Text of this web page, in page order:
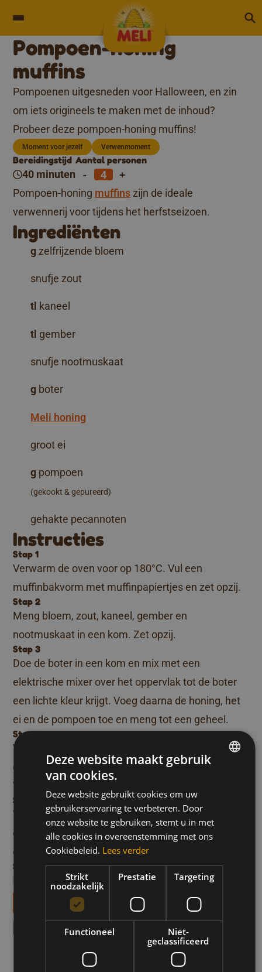
Pompoen-honing
muffins
Pompoenen uitgesneden voor Halloween, en zin
om iets origineels te maken met de inhoud?
Probeer deze pompoen-honing muffins!
Moment voor jezelf Verwenmoment
Bereidingstijd
40 minuten
Aantal personen
- +
Pompoen-honing muffinszijn de ideale
verwennerij voor tijdens het herfstseizoen.
Ingrediënten
g zelfrijzende bloem
snufje zout
tl kaneel
tl gember
snufje nootmuskaat
g boter
Meli honing
groot ei
g pompoen
(gekookt & gepureerd)
gehakte pecannoten
Instructies
Stap 1
Verwarm de oven voor op 180°C. Vul een
muffinbakvorm met muffinpapiertjes en zet opzij.
Stap 2
Meng bloem, zout, kaneel, gember en
nootmuskaat in een kom. Zet opzij.
Stap 3
Doe de boter in een kom en mix met een
elektrische mixer over het oppervlak tot de boter
een lichte kleur krijgt. Voeg daarna de honing, het
ei en de pompoen toe en meng tot een geheel.
Stap 4
Voeg de inhoud uit stap 2 bij de inhoud uit stap 3
en meng tot er geen klonters meer overblijven.
Voeg de pecannoten toe en meng kort.
Stap 5
Vul de muffinvormpjes met het beslag. Werk
eventueel af met wat suiker over de muffins voer
een extra zoete toets.
Stap 6
Bak 25 à 30 minuten in de oven.
Téléchargez nos livrets de recettes
Meer recepten zoals dit
Verwenmoment Banaan Honing
Moment voor jezelf
Deze website maakt gebruik
van cookies.
Deze website gebruikt cookies om uw
gebruikerservaring te verbeteren. Door
onze website te gebruiken, stemt u in met
alle cookies in overeenstemming met ons
Cookiebeleid. Lees verder
Strikt
noodzakelijk
Prestatie Targeting
Functioneel
Niet-
geclassificeerd